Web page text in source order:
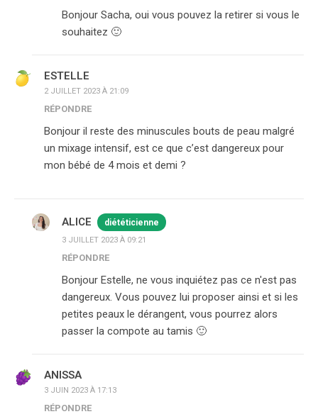
Bonjour Sacha, oui vous pouvez la retirer si vous le
souhaitez 🙂
ESTELLE
2 JUILLET 2023 À 21:09
RÉPONDRE
Bonjour il reste des minuscules bouts de peau malgré
un mixage intensif, est ce que c’est dangereux pour
mon bébé de 4 mois et demi ?
ALICE diététicienne
3 JUILLET 2023 À 09:21
RÉPONDRE
Bonjour Estelle, ne vous inquiétez pas ce n'est pas
dangereux. Vous pouvez lui proposer ainsi et si les
petites peaux le dérangent, vous pourrez alors
passer la compote au tamis 🙂
ANISSA
3 JUIN 2023 À 17:13
RÉPONDRE